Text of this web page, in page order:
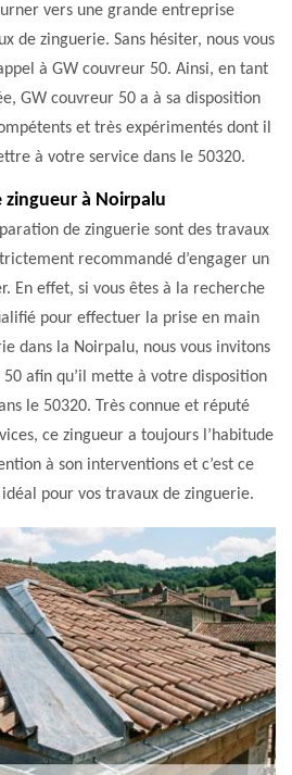
vers une grande entreprise
de zinguerie. Sans hésiter, nous vous
à GW couvreur 50. Ainsi, en tant
GW couvreur 50 a à sa disposition
et très expérimentés dont il
à votre service dans le 50320.
zingueur à Noirpalu
de zinguerie sont des travaux
recommandé d’engager un
En effet, si vous êtes à la recherche
pour effectuer la prise en main
dans la Noirpalu, nous vous invitons
afin qu’il mette à votre disposition
le 50320. Très connue et réputé
ce zingueur a toujours l’habitude
à son interventions et c’est ce
pour vos travaux de zinguerie.